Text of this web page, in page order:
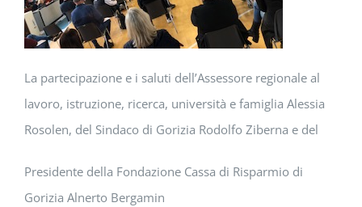
La partecipazione e i saluti dell’Assessore regionale al
lavoro, istruzione, ricerca, università e famiglia Alessia
Rosolen, del Sindaco di Gorizia Rodolfo Ziberna e del
Presidente della Fondazione Cassa di Risparmio di
Gorizia Alnerto Bergamin